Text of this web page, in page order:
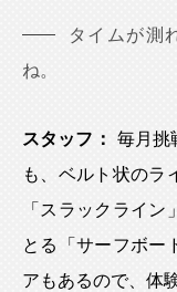
タイムが測
ね。
スタッフ：
毎月挑
も、ベルト状のラ
「スラックライ
とる「サーフボー
アもあるので、体